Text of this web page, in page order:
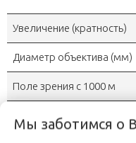
Увеличение (кратность)
Диаметр объектива (мм)
Поле зрения с 1000 м
Диаметр выходного
Мы заботимся о